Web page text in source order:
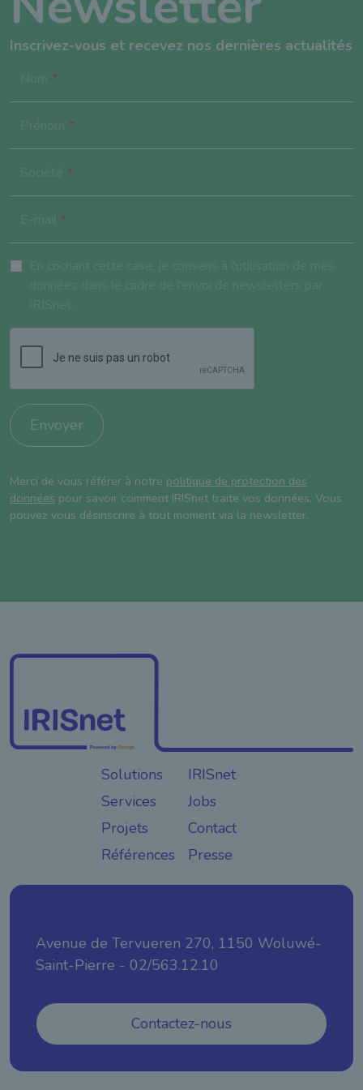
Inscrivez-vous et recevez nos dernières actualités
Nom
Prénom
Société
E-mail
En cochant cette case, je consens à l'utilisation de mes
données dans le cadre de l'envoi de newsletters par
IRISnet.
Envoyer
Merci de vous référer à notre politique de protection des
données pour savoir comment IRISnet traite vos données. Vous
pouvez vous désinscrire à tout moment via la newsletter.
Solutions
Services
Projets
Références
IRISnet
Jobs
Contact
Presse
Avenue de Tervueren 270, 1150 Woluwé-
Saint-Pierre - 02/563.12.10
Contactez-nous